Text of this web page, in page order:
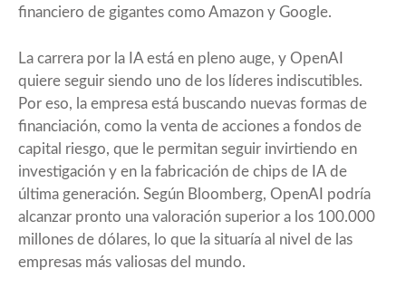
financiero de gigantes como Amazon y Google.
La carrera por la IA está en pleno auge, y OpenAI
quiere seguir siendo uno de los líderes indiscutibles.
Por eso, la empresa está buscando nuevas formas de
financiación, como la venta de acciones a fondos de
capital riesgo, que le permitan seguir invirtiendo en
investigación y en la fabricación de chips de IA de
última generación. Según Bloomberg, OpenAI podría
alcanzar pronto una valoración superior a los 100.000
millones de dólares, lo que la situaría al nivel de las
empresas más valiosas del mundo.